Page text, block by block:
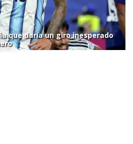
que daría un giro inesperado